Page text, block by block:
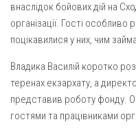
Парохії Полтавської
Пресвятої
Всіх Святих
Свято-
Архистратига
внаслідок бойових дій на
організації. Гості особливо
поцікавилися у них, чим
Владика Василій коротко
теренах екзархату, а
представив роботу фонду.
гостями та працівниками